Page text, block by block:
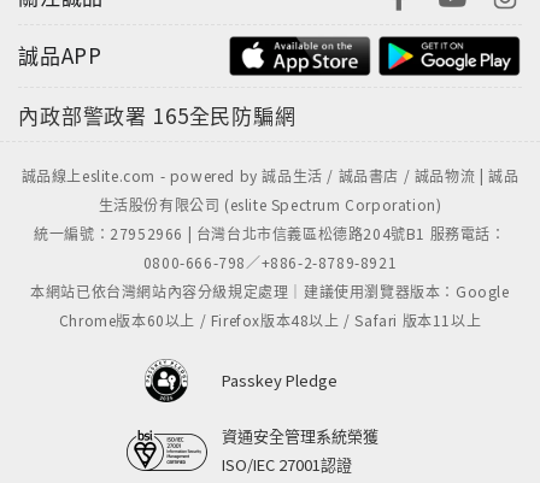
誠品APP
內政部警政署 165全民防騙網
誠品線上eslite.com - powered by 誠品生活 / 誠品書店 / 誠品物流 | 誠品
生活股份有限公司 (eslite Spectrum Corporation)
統一編號：27952966 | 台灣台北市信義區松德路204號B1 服務電話：
0800-666-798／+886-2-8789-8921
本網站已依台灣網站內容分級規定處理｜建議使用瀏覽器版本：Google
Chrome版本60以上 / Firefox版本48以上 / Safari 版本11以上
Passkey Pledge
資通安全管理系統榮獲
ISO/IEC 27001認證